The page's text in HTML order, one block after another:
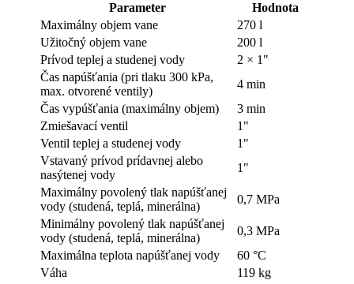
Parameter
Hodnota
Maximálny objem vane
270 l
Užitočný objem vane
200 l
Prívod teplej a studenej vody
2 × 1"
Čas napúšťania (pri tlaku 300 kPa,
max. otvorené ventily)
4 min
Čas vypúšťania (maximálny objem)
3 min
Zmiešavací ventil
1"
Ventil teplej a studenej vody
1"
Vstavaný prívod prídavnej alebo
nasýtenej vody
1"
Maximálny povolený tlak napúšťanej
vody (studená, teplá, minerálna)
0,7 MPa
Minimálny povolený tlak napúšťanej
vody (studená, teplá, minerálna)
0,3 MPa
Maximálna teplota napúšťanej vody
60 °C
Váha
119 kg